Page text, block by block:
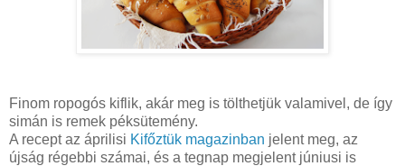
Finom ropogós kiflik, akár meg is tölthetjük valamivel, de így
simán is remek péksütemény.
A recept az áprilisi Kifőztük magazinban jelent meg, az
újság régebbi számai, és a tegnap megjelent júniusi is